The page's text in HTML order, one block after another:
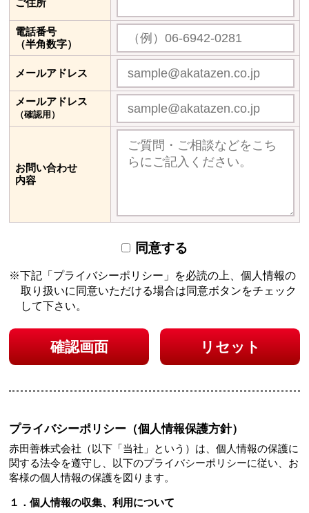
電話番号
（半角数字）
メールアドレス
メールアドレス
（確認用）
お問い合わせ
内容
同意する
下記「プライバシーポリシー」を必読の上、個人情報の
取り扱いに同意いただける場合は同意ボタンをチェック
して下さい。
確認画面 リセット
プライバシーポリシー（個人情報保護方針）
赤田善株式会社（以下「当社」という）は、個人情報の保護に
関する法令を遵守し、以下のプライバシーポリシーに従い、お
客様の個人情報の保護を図ります。
１．個人情報の収集、利用について